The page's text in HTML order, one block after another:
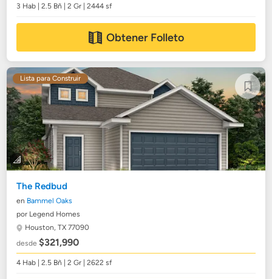
3 Hab | 2.5 Bñ | 2 Gr | 2444 sf
Obtener Folleto
Lista para Construir
The Redbud
en Bammel Oaks
por Legend Homes
Houston, TX 77090
desde$321,990
4 Hab | 2.5 Bñ | 2 Gr | 2622 sf